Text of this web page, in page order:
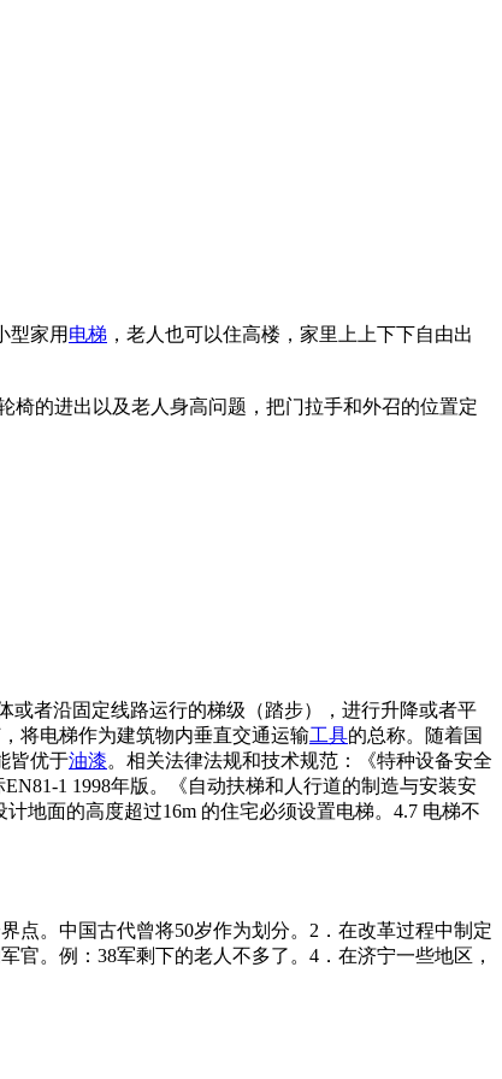
型家用 电梯 ，老人也可以住高楼，家里上上下下自由出
椅的进出以及老人身高问题，把门拉手和外召的位置定
或者沿固定线路运行的梯级（踏步），进行升降或者平
将电梯作为建筑物内垂直交通运输工具的总称。随着国
皆优于油漆。相关法律法规和技术规范：《特种设备安全
1 1998年版。《自动扶梯和人行道的制造与安装安
地面的高度超过16m 的住宅必须设置电梯。4.7 电梯不
点。中国古代曾将50岁作为划分。2．在改革过程中制定
。例：38军剩下的老人不多了。4．在济宁一些地区，